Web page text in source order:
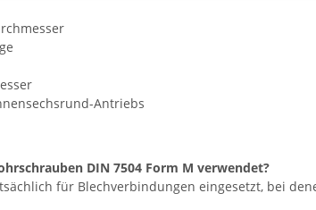
Antriebs
DIN 7504 Form M verwendet?
für Blechverbindungen eingesetzt, bei